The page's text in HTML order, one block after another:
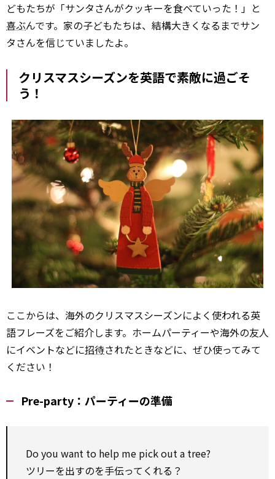
どもたちが「サンタさんがクッキーを食べていった！」と
喜ぶんです。家の子どもたちは、結構大きくなるまでサン
タさんを信じていましたよ。
クリスマスシーズンを英語で素敵に過ごそ
う！
ここからは、海外のクリスマスシーズンによく使われる英
語フレーズをご紹介します。ホームパーティーや海外の友人
にイベントなどに招待されたときなどに、ぜひ使ってみて
ください！
Pre-party：パーティーの準備
Do you want to help me pick out a tree?
ツリーを出すのを手伝ってくれる？